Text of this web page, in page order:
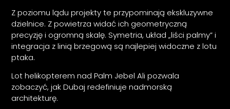
Z poziomu lądu projekty te przypominają ekskluzywne
dzielnice. Z powietrza widać ich geometryczną
precyzję i ogromną skalę. Symetria, układ „liści palmy” i
integracja z linią brzegową są najlepiej widoczne z lotu
ptaka.
Lot helikopterem nad Palm Jebel Ali pozwala
zobaczyć, jak Dubaj redefiniuje nadmorską
architekturę.